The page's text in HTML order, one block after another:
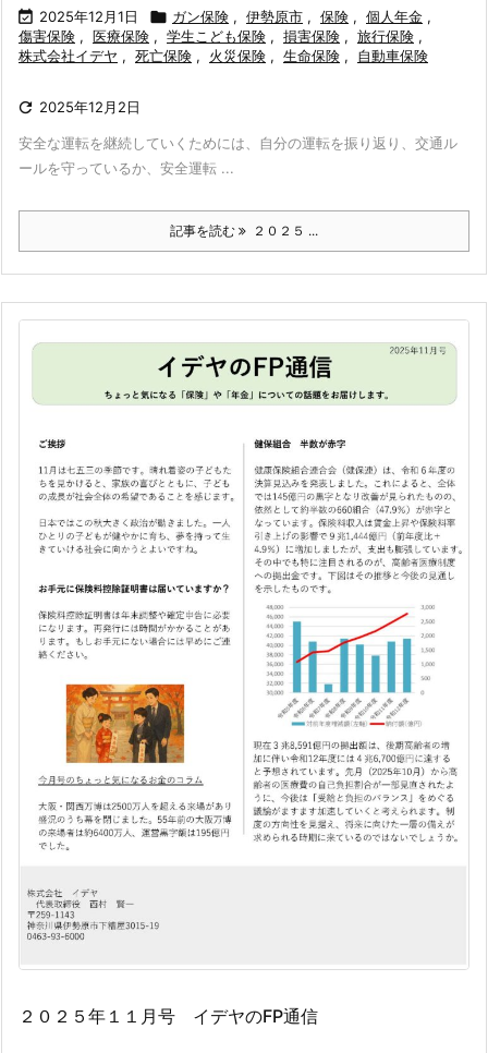
 2025年12月1日  ガン保険 , 伊勢原市 , 保険 , 個人年金 ,
傷害保険 , 医療保険 , 学生こども保険 , 損害保険 , 旅行保険 ,
株式会社イデヤ , 死亡保険 , 火災保険 , 生命保険 , 自動車保険
 2025年12月2日
安全な運転を継続していくためには、自分の運転を振り返り、交通ル
ールを守っているか、安全運転 ...
記事を読む ２０２５ ...
２０２５年１１月号 イデヤのFP通信